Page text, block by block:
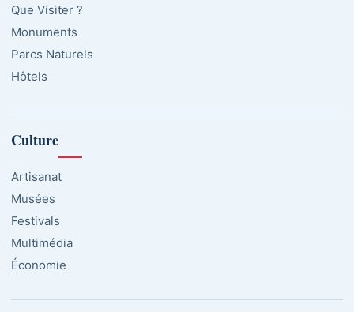
Que Visiter ?
Monuments
Parcs Naturels
Hôtels
Culture
Artisanat
Musées
Festivals
Multimédia
Économie